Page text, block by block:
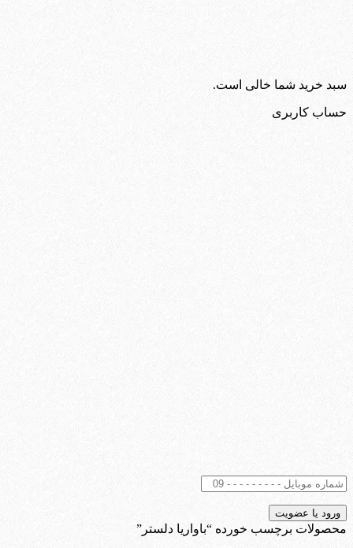
سبد خرید شما خالی است.
حساب کاربری
محصولات برچسب خورده “باواریا دلستر”